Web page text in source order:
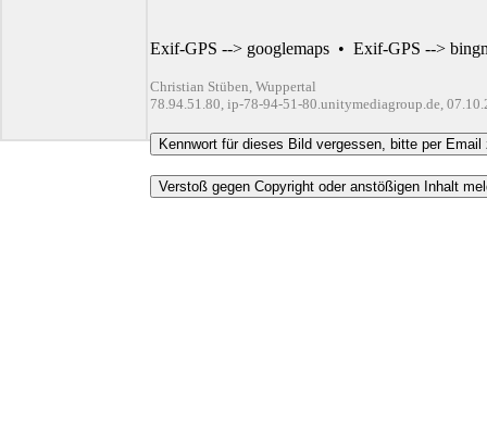
Exif-GPS --> googlemaps • Exif-GPS -->
Christian Stüben, Wuppertal
78.94.51.80, ip-78-94-51-80.unitymediagroup.de,